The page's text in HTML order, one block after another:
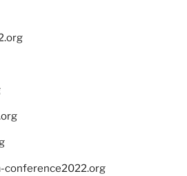
conference2022.org